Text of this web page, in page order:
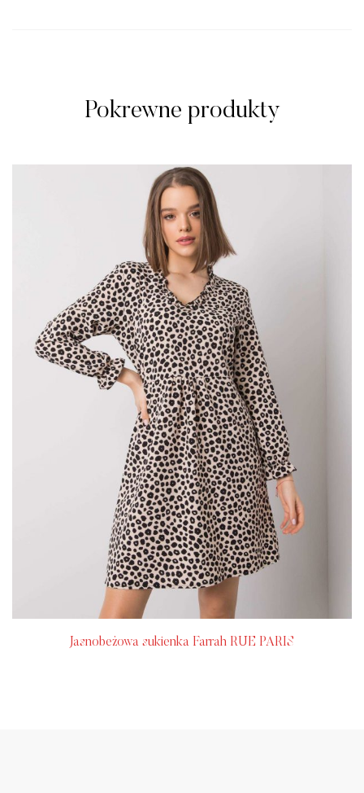
Pokrewne produkty
Jasnobeżowa sukienka Farrah RUE PARIS